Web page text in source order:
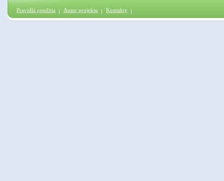
Pravidlá použitia Autor projektu Kontakty